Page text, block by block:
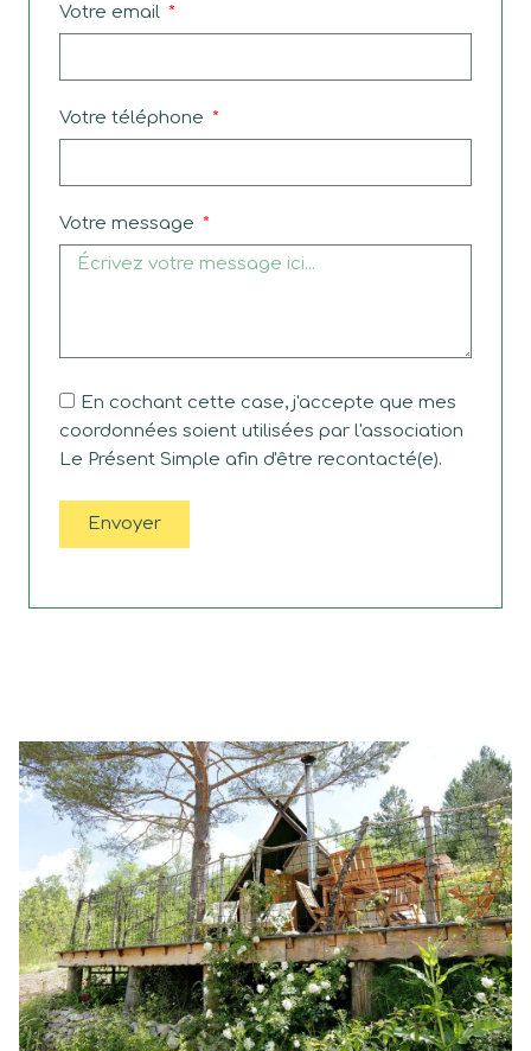
Votre email
Votre téléphone
Votre message
En cochant cette case, j'accepte que mes
coordonnées soient utilisées par l'association
Le Présent Simple afin d'être recontacté(e).
Envoyer